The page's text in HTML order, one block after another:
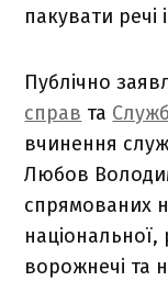
пакувати речі
Публічно
справ та
вчинення
Любов
спрямованих
національної,
ворожнечі та